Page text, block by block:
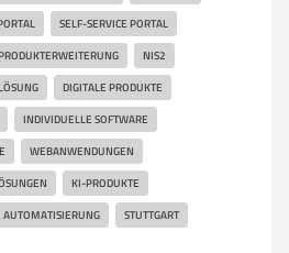
SELF-SERVICE PORTAL
NIS2
DIGITALE PRODUKTE
INDIVIDUELLE SOFTWARE
WEBANWENDUNGEN
KI-PRODUKTE
AUTOMATISIERUNG STUTTGART